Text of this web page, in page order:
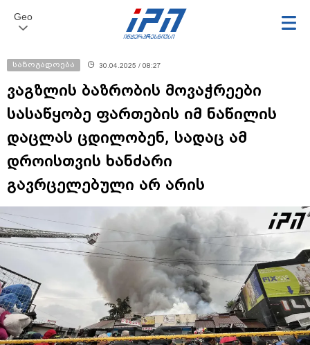
Geo
საზოგადოება 30.04.2025 / 08:27
ვაგზლის ბაზრობის მოვაჭრეები
სასაწყობე ფართების იმ ნაწილის
დაცლას ცდილობენ, სადაც ამ
დროისთვის ხანძარი
გავრცელებული არ არის